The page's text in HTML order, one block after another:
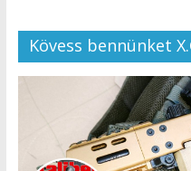
Kövess bennünket